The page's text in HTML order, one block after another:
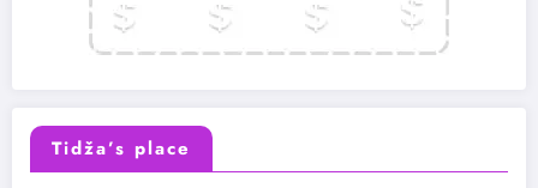
Tidža’s place